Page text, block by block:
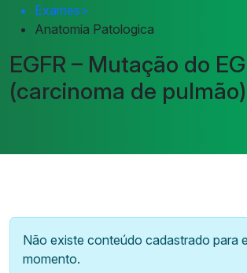
Exames>
Anatomia Patologica
EGFR – Mutação do
(carcinoma de pulmão)
Não existe conteúdo cadastrado para
momento.